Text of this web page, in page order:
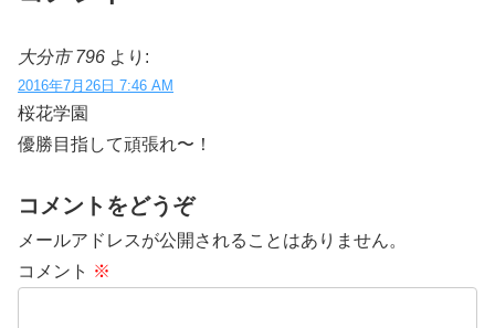
大分市 796 より:
2016年7月26日 7:46 AM
桜花学園
優勝目指して頑張れ〜！
コメントをどうぞ
メールアドレスが公開されることはありません。
コメント ※